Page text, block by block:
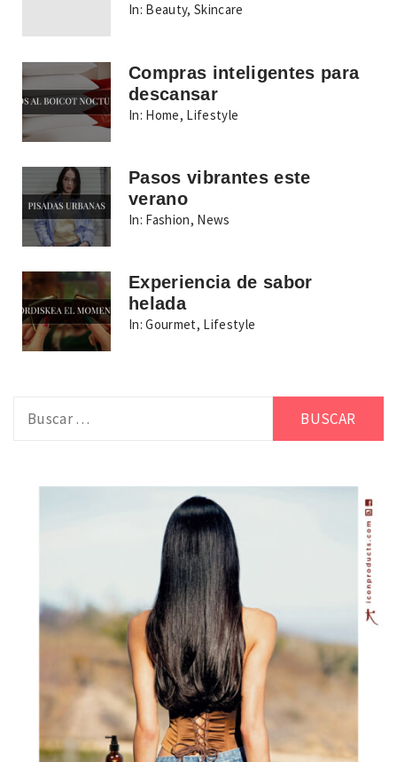
In: Beauty,Skincare
Compras inteligentes para
descansar
In: Home, Lifestyle
Pasos vibrantes este
verano
In: Fashion, News
Experiencia de sabor
helada
In: Gourmet, Lifestyle